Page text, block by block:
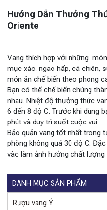
Hướng Dẫn Thưởng
Oriente
Vang thích hợp với những
mực xào, ngao hấp, cá chiên,
món ăn chế biến theo phong
Bạn có thể chế biến chúng
nhau. Nhiệt độ thưởng thức
6 đến 8 độ C. Trước khi dùng
phút và duy trì suốt cuộc vui.
Bảo quản vang tốt nhất trong
phòng không quá 30 độ C.
vào làm ảnh hưởng chất lượng
DANH MỤC SẢN PHẨM
Rượu vang Ý